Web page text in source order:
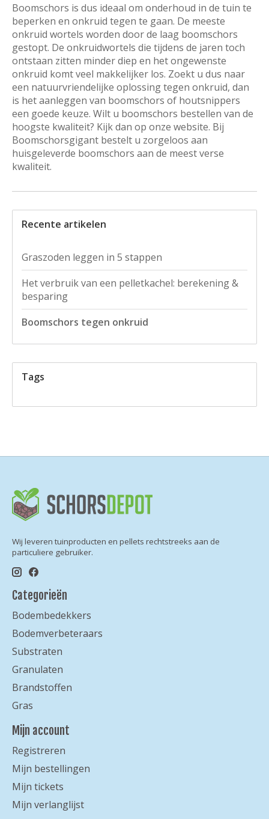
Boomschors is dus ideaal om onderhoud in de tuin te
beperken en onkruid tegen te gaan. De meeste
onkruid wortels worden door de laag boomschors
gestopt. De onkruidwortels die tijdens de jaren toch
ontstaan zitten minder diep en het ongewenste
onkruid komt veel makkelijker los. Zoekt u dus naar
een natuurvriendelijke oplossing tegen onkruid, dan
is het aanleggen van boomschors of houtsnippers
een goede keuze. Wilt u boomschors bestellen van de
hoogste kwaliteit? Kijk dan op onze website. Bij
Boomschorsgigant bestelt u zorgeloos aan
huisgeleverde boomschors aan de meest verse
kwaliteit.
Recente artikelen
Graszoden leggen in 5 stappen
Het verbruik van een pelletkachel: berekening &
besparing
Boomschors tegen onkruid
Tags
Wij leveren tuinproducten en pellets rechtstreeks aan de
particuliere gebruiker.
Categorieën
Bodembedekkers
Bodemverbeteraars
Substraten
Granulaten
Brandstoffen
Gras
Mijn account
Registreren
Mijn bestellingen
Mijn tickets
Mijn verlanglijst